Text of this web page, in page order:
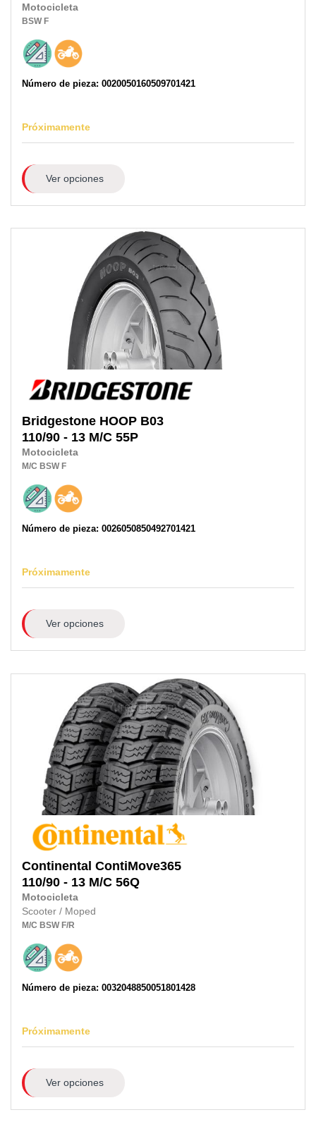
Motocicleta
BSW F
Número de pieza: 0020050160509701421
Próximamente
Ver opciones
Bridgestone HOOP B03
110/90 - 13 M/C 55P
Motocicleta
M/C BSW F
Número de pieza: 0026050850492701421
Próximamente
Ver opciones
Continental ContiMove365
110/90 - 13 M/C 56Q
Motocicleta
Scooter / Moped
M/C BSW F/R
Número de pieza: 0032048850051801428
Próximamente
Ver opciones